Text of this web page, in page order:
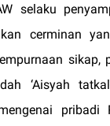
selaku
cerminan
sikap,
‘Aisyah
pribadi